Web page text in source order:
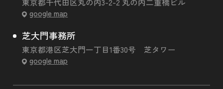
google map
芝大門事務所
東京都港区芝大門一丁目1番30号 芝タワー
google map